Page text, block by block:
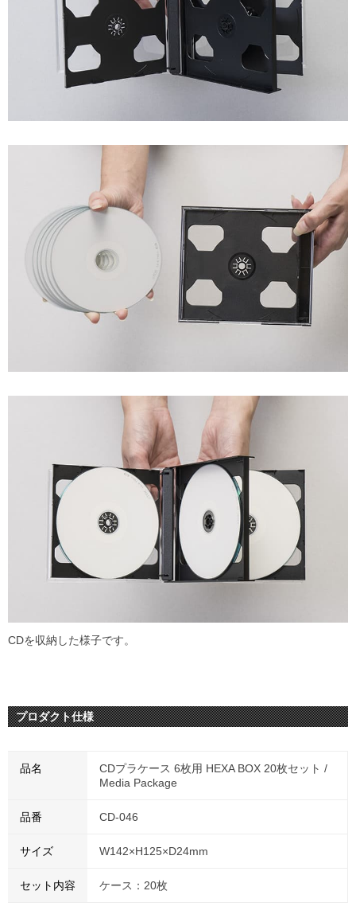
CDを収納した様子です。
プロダクト仕様
品名
CDプラケース 6枚用 HEXA BOX 20枚セット /
Media Package
品番 CD-046
サイズ W142×H125×D24mm
セット内容 ケース：20枚